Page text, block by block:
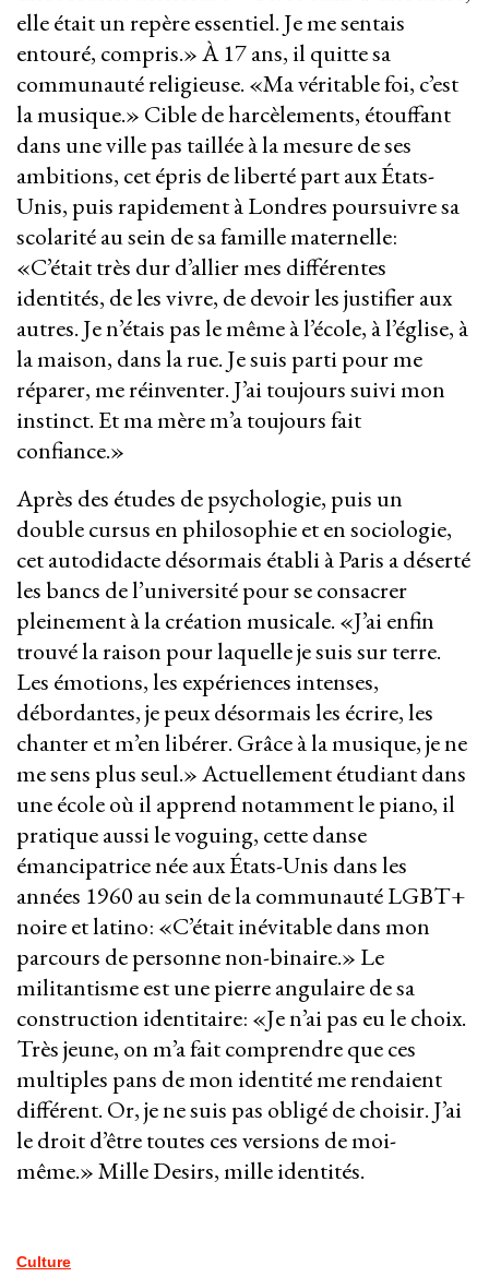
elle était un repère essentiel. Je me sentais
entouré, compris.» À 17 ans, il quitte sa
communauté religieuse. «Ma véritable foi, c’est
la musique.» Cible de harcèlements, étouffant
dans une ville pas taillée à la mesure de ses
ambitions, cet épris de liberté part aux États-
Unis, puis rapidement à Londres poursuivre sa
scolarité au sein de sa famille maternelle:
«C’était très dur d’allier mes différentes
identités, de les vivre, de devoir les justifier aux
autres. Je n’étais pas le même à l’école, à l’église, à
la maison, dans la rue. Je suis parti pour me
réparer, me réinventer. J’ai toujours suivi mon
instinct. Et ma mère m’a toujours fait
confiance.»
Après des études de psychologie, puis un
double cursus en philosophie et en sociologie,
cet autodidacte désormais établi à Paris a déserté
les bancs de l’université pour se consacrer
pleinement à la création musicale. «J’ai enfin
trouvé la raison pour laquelle je suis sur terre.
Les émotions, les expériences intenses,
débordantes, je peux désormais les écrire, les
chanter et m’en libérer. Grâce à la musique, je ne
me sens plus seul.» Actuellement étudiant dans
une école où il apprend notamment le piano, il
pratique aussi le voguing, cette danse
émancipatrice née aux États-Unis dans les
années 1960 au sein de la communauté LGBT+
noire et latino: «C’était inévitable dans mon
parcours de personne non-binaire.» Le
militantisme est une pierre angulaire de sa
construction identitaire: «Je n’ai pas eu le choix.
Très jeune, on m’a fait comprendre que ces
multiples pans de mon identité me rendaient
différent. Or, je ne suis pas obligé de choisir. J’ai
le droit d’être toutes ces versions de moi-
même.» Mille Desirs, mille identités.
Culture